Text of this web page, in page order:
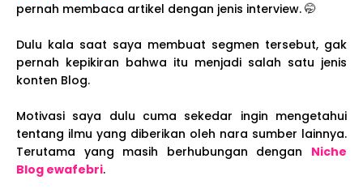
pernah membaca artikel dengan jenis interview. 🤭
Dulu kala saat saya membuat segmen tersebut, gak
pernah kepikiran bahwa itu menjadi salah satu jenis
konten Blog.
Motivasi saya dulu cuma sekedar ingin mengetahui
tentang ilmu yang diberikan oleh nara sumber lainnya.
Terutama yang masih berhubungan dengan Niche
Blog ewafebri.